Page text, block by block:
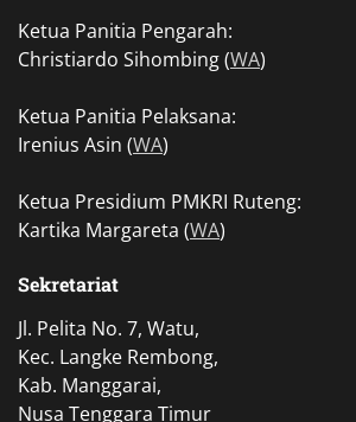
Ketua Panitia Pengarah:
Christiardo Sihombing (WA)
Ketua Panitia Pelaksana:
Irenius Asin (WA)
Ketua Presidium PMKRI Ruteng:
Kartika Margareta (WA)
Sekretariat
Jl. Pelita No. 7, Watu,
Kec. Langke Rembong,
Kab. Manggarai,
Nusa Tenggara Timur